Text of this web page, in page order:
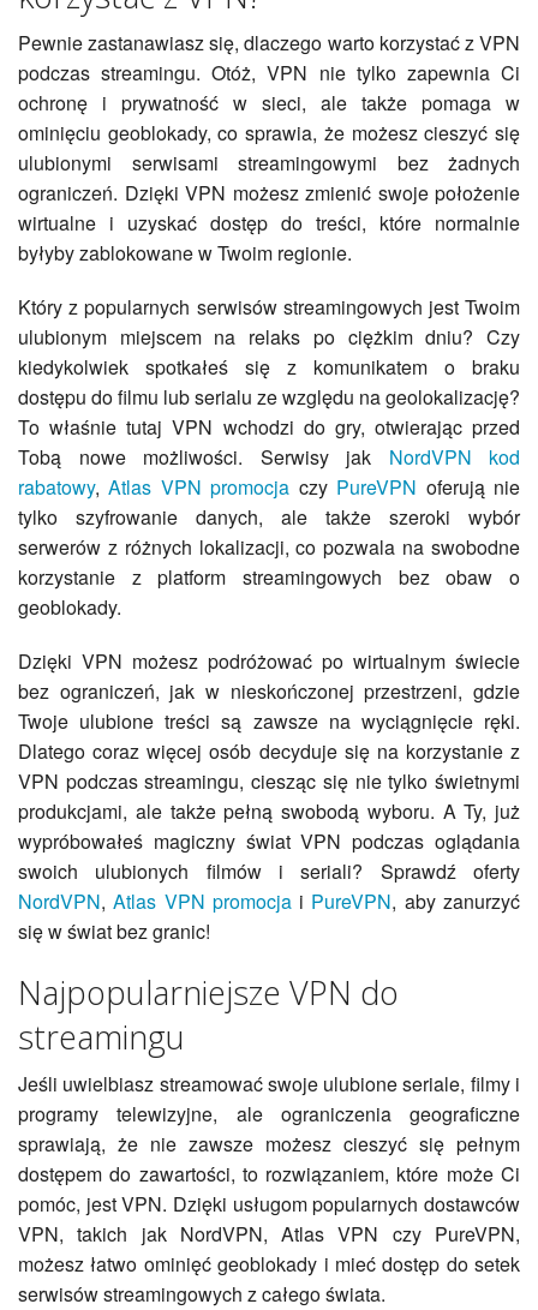
Pewnie zastanawiasz się, dlaczego warto korzystać z VPN
podczas streamingu. Otóż, VPN nie tylko zapewnia Ci
ochronę i prywatność w sieci, ale także pomaga w
ominięciu geoblokady, co sprawia, że możesz cieszyć się
ulubionymi serwisami streamingowymi bez żadnych
ograniczeń. Dzięki VPN możesz zmienić swoje położenie
wirtualne i uzyskać dostęp do treści, które normalnie
byłyby zablokowane w Twoim regionie.
Który z popularnych serwisów streamingowych jest Twoim
ulubionym miejscem na relaks po ciężkim dniu? Czy
kiedykolwiek spotkałeś się z komunikatem o braku
dostępu do filmu lub serialu ze względu na geolokalizację?
To właśnie tutaj VPN wchodzi do gry, otwierając przed
Tobą nowe możliwości. Serwisy jak NordVPN kod
rabatowy,Atlas VPN promocja czy PureVPN oferują nie
tylko szyfrowanie danych, ale także szeroki wybór
serwerów z różnych lokalizacji, co pozwala na swobodne
korzystanie z platform streamingowych bez obaw o
geoblokady.
Dzięki VPN możesz podróżować po wirtualnym świecie
bez ograniczeń, jak w nieskończonej przestrzeni, gdzie
Twoje ulubione treści są zawsze na wyciągnięcie ręki.
Dlatego coraz więcej osób decyduje się na korzystanie z
VPN podczas streamingu, ciesząc się nie tylko świetnymi
produkcjami, ale także pełną swobodą wyboru. A Ty, już
wypróbowałeś magiczny świat VPN podczas oglądania
swoich ulubionych filmów i seriali? Sprawdź oferty
NordVPN,Atlas VPN promocjai PureVPN, aby zanurzyć
się w świat bez granic!
Najpopularniejsze VPN do
streamingu
Jeśli uwielbiasz streamować swoje ulubione seriale, filmy i
programy telewizyjne, ale ograniczenia geograficzne
sprawiają, że nie zawsze możesz cieszyć się pełnym
dostępem do zawartości, to rozwiązaniem, które może Ci
pomóc, jest VPN. Dzięki usługom popularnych dostawców
VPN, takich jak NordVPN, Atlas VPN czy PureVPN,
możesz łatwo ominięć geoblokady i mieć dostęp do setek
serwisów streamingowych z całego świata.